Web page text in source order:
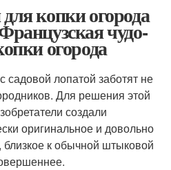
копки огорода
чудо-
огорода
садовой лопатой заботят не
Для решения этой
создали
оригинальное и довольно
к обычной штыковой